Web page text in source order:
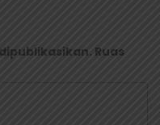
Ruas